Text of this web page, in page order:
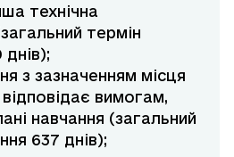
технічна
термін
днів);
з зазначенням місця
вимогам,
навчання (загальний
637 днів);